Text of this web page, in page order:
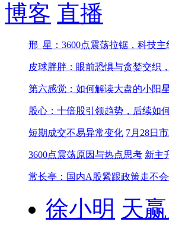
博客 直播
邢_星：3600点震荡拉锯，科技主
皮球胖胖：眼前恐惧与贪婪交织
第六感觉：如何解读大盘的小阳
股心：十倍股引领趋势，后续如
短期成交不易异常变化 7月28日
3600点震荡原因与热点思考 新主
常长亭：国内A股紧跟政策走不
徐小明 天